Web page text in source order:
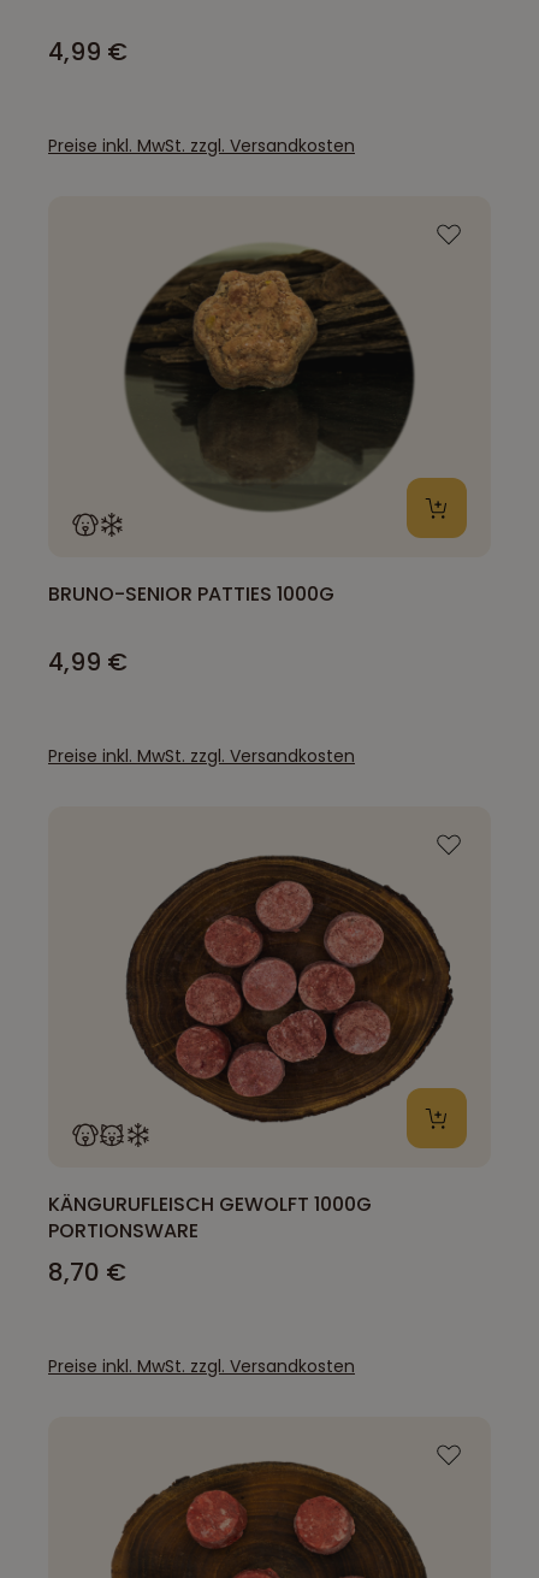
4,99 €
Preise inkl. MwSt. zzgl. Versandkosten
BRUNO-SENIOR PATTIES 1000G
4,99 €
Preise inkl. MwSt. zzgl. Versandkosten
KÄNGURUFLEISCH GEWOLFT 1000G
PORTIONSWARE
8,70 €
Preise inkl. MwSt. zzgl. Versandkosten